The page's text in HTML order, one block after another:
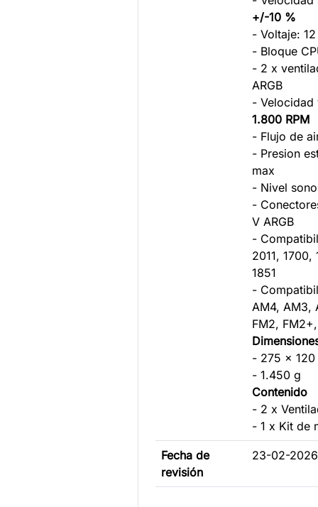
+/-10 %
- Voltaje:
- Bloque
- 2 x
ARGB
- Velocidad
1.800 RPM
- Flujo de
- Presion
max
- Nivel
-
V ARGB
-
2011, 1700,
1851
-
AM4, AM3,
FM2, FM2+,
- 275 x
- 1.450 g
Contenido
- 2 x
- 1 x Kit de
Fecha de
revisión
23-02-